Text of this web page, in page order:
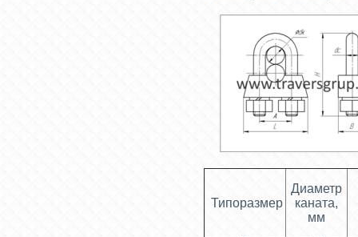
Типоразмер
Диаметр
каната,
мм